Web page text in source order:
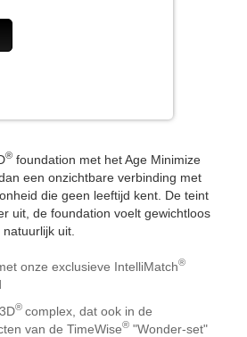
® foundation met het Age Minimize
een onzichtbare verbinding met
die geen leeftijd kent. De teint
uit, de foundation voelt gewichtloos
uit.
onze exclusieve IntelliMatch®
® complex, dat ook in de
van de TimeWise® "Wonder-set"